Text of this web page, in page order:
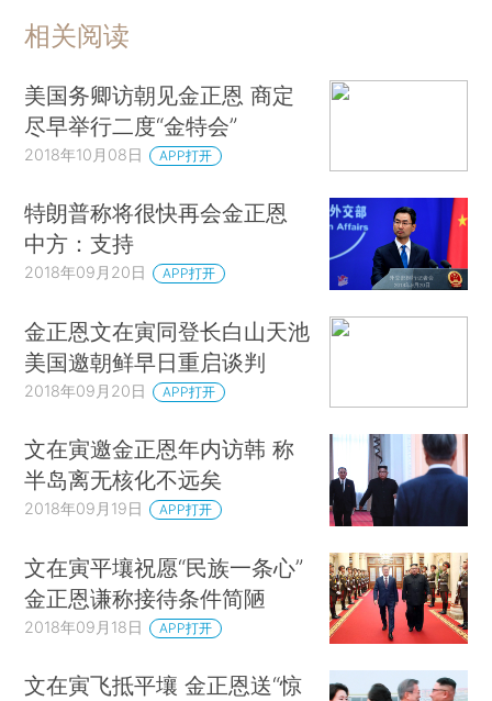
相关阅读
美国务卿访朝见金正恩 商定
尽早举行二度“金特会”
2018年10月08日 APP打开
特朗普称将很快再会金正恩
中方：支持
2018年09月20日 APP打开
金正恩文在寅同登长白山天池
美国邀朝鲜早日重启谈判
2018年09月20日 APP打开
文在寅邀金正恩年内访韩 称
半岛离无核化不远矣
2018年09月19日 APP打开
文在寅平壤祝愿“民族一条心”
金正恩谦称接待条件简陋
2018年09月18日 APP打开
文在寅飞抵平壤 金正恩送“惊